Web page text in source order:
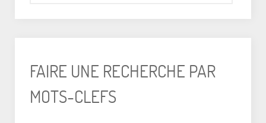
FAIRE UNE RECHERCHE PAR
MOTS-CLEFS